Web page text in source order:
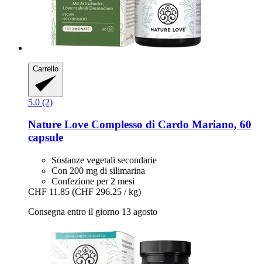
Carrello
5.0 (2)
Nature Love Complesso di Cardo Mariano, 60
capsule
Sostanze vegetali secondarie
Con 200 mg di silimarina
Confezione per 2 mesi
CHF 11.85 (CHF 296.25 / kg)
Consegna entro il giorno 13 agosto